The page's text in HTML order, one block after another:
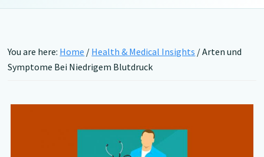
You are here: Home / Health & Medical Insights /Arten und
Symptome Bei Niedrigem Blutdruck